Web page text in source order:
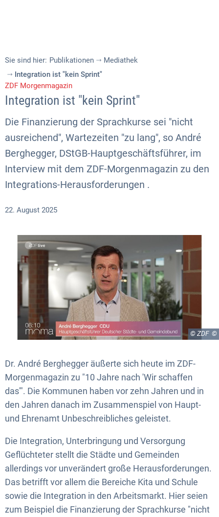
Sie sind hier: Publikationen
Mediathek
Integration ist "kein Sprint"
ZDF Morgenmagazin
Integration ist "kein Sprint"
Die Finanzierung der Sprachkurse sei "nicht
ausreichend", Wartezeiten "zu lang", so André
Berghegger, DStGB-Hauptgeschäftsführer, im
Interview mit dem ZDF-Morgenmagazin zu den
Integrations-Herausforderungen .
22. August 2025
© ZDF
Dr. André Berghegger äußerte sich heute im ZDF-
Morgenmagazin zu "10 Jahre nach 'Wir schaffen
das'". Die Kommunen haben vor zehn Jahren und in
den Jahren danach im Zusammenspiel von Haupt-
und Ehrenamt Unbeschreibliches geleistet.
Die Integration, Unterbringung und Versorgung
Geflüchteter stellt die Städte und Gemeinden
allerdings vor unverändert große Herausforderungen.
Das betrifft vor allem die Bereiche Kita und Schule
sowie die Integration in den Arbeitsmarkt. Hier seien
zum Beispiel die Finanzierung der Sprachkurse "nicht